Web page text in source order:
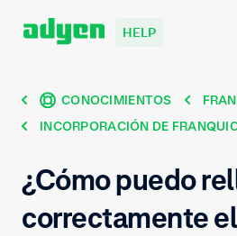
HELP
CONOCIMIENTOS
INCORPORACIÓN DE
¿Cómo puedo
correctamente